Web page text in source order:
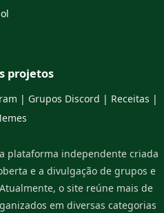
projetos
| Grupos Discord | Receitas |
plataforma independente criada
e a divulgação de grupos e
o site reúne mais de
em diversas categorias